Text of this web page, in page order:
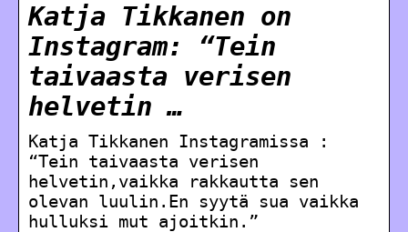
Katja Tikkanen on
Instagram: “Tein
taivaasta verisen
helvetin …
Katja Tikkanen Instagramissa :
“Tein taivaasta verisen
helvetin,vaikka rakkautta sen
olevan luulin.En syytä sua vaikka
hulluksi mut ajoitkin.”